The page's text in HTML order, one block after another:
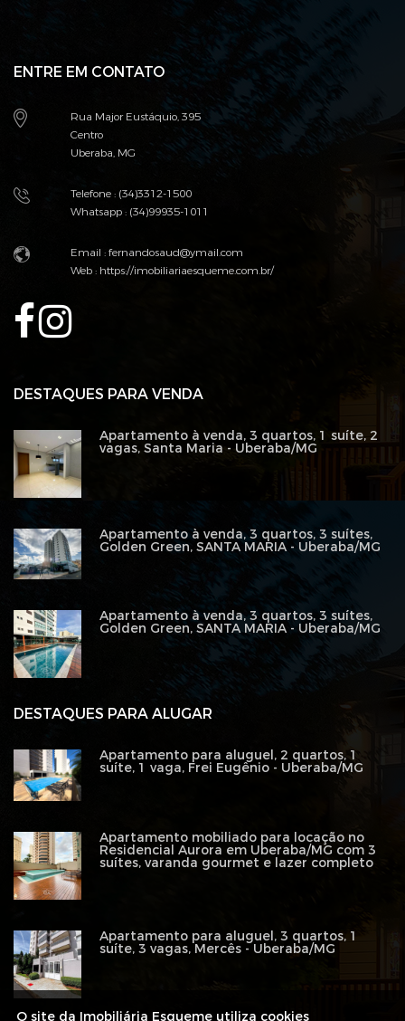
ENTRE EM CONTATO
Rua Major Eustáquio, 395
Centro
Uberaba, MG
Telefone : (34)3312-1500
Whatsapp : (34)99935-1011
Email : fernandosaud@ymail.com
Web :https://imobiliariaesqueme.com.br/
DESTAQUES PARA ALUGAR
Apartamento para aluguel, 2 quartos, 1
suíte, 1 vaga, Frei Eugênio - Uberaba/MG
Apartamento mobiliado para locação no
Residencial Aurora em Uberaba/MG com 3
suítes, varanda gourmet e lazer completo
Apartamento para aluguel, 3 quartos, 1
suíte, 3 vagas, Mercês - Uberaba/MG
DESTAQUES PARA VENDA
Apartamento à venda, 3 quartos, 1 suíte, 2
vagas, Santa Maria - Uberaba/MG
Apartamento à venda, 3 quartos, 3 suítes,
Golden Green, SANTA MARIA - Uberaba/MG
Apartamento à venda, 3 quartos, 3 suítes,
Golden Green, SANTA MARIA - Uberaba/MG
O site da Imobiliária Esqueme utiliza cookies